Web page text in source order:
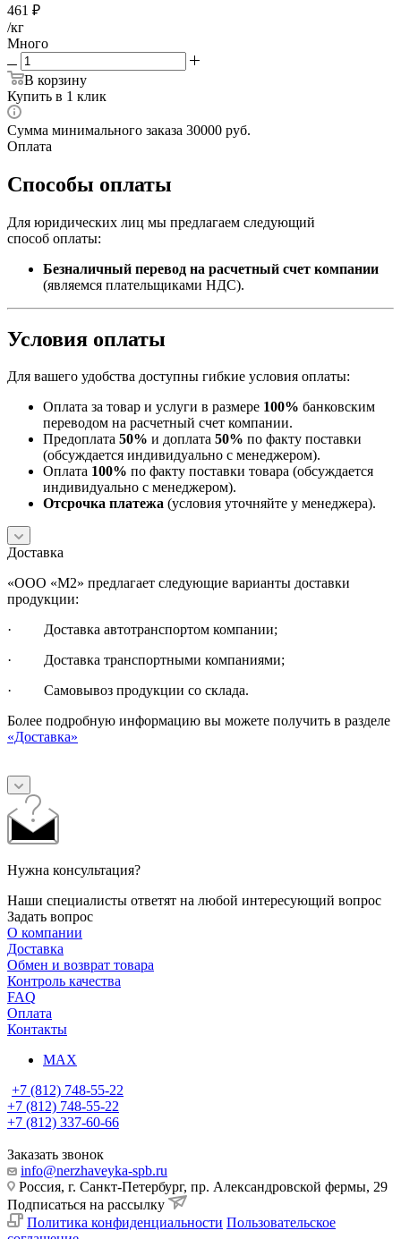
461 ₽
/кг
Много
В корзину
Купить в 1 клик
Сумма минимального заказа 30000 руб.
Оплата
Способы оплаты
Для юридических лиц мы предлагаем следующий
способ оплаты:
Безналичный перевод на расчетный счет компании
(являемся плательщиками НДС).
Условия оплаты
Для вашего удобства доступны гибкие условия оплаты:
Оплата за товар и услуги в размере 100% банковским
переводом на расчетный счет компании.
Предоплата 50% и доплата 50% по факту поставки
(обсуждается индивидуально с менеджером).
Оплата 100% по факту поставки товара (обсуждается
индивидуально с менеджером).
Отсрочка платежа (условия уточняйте у менеджера).
Доставка
«ООО «М2» предлагает следующие варианты доставки
продукции:
· Доставка автотранспортом компании;
· Доставка транспортными компаниями;
· Самовывоз продукции со склада.
Более подробную информацию вы можете получить в разделе
«Доставка»
Нужна консультация?
Наши специалисты ответят на любой интересующий вопрос
Задать вопрос
О компании
Доставка
Обмен и возврат товара
Контроль качества
FAQ
Оплата
Контакты
MAX
+7 (812) 748-55-22
+7 (812) 748-55-22
+7 (812) 337-60-66
Заказать звонок
info@nerzhaveyka-spb.ru
Россия, г. Санкт-Петербург, пр. Александровской фермы, 29
Подписаться на рассылку
Политика конфиденциальности Пользовательское